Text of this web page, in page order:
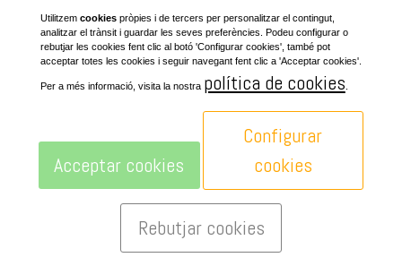
Utilitzem cookiespròpies i de tercers per personalitzar el contingut,
analitzar el trànsit i guardar les seves preferències. Podeu configurar o
rebutjar les cookies fent clic al botó 'Configurar cookies', també pot
acceptar totes les cookies i seguir navegant fent clic a 'Acceptar cookies'.
Per a més informació, visita la nostra política de cookies
Acceptar cookies
Configurar
cookies
Rebutjar cookies